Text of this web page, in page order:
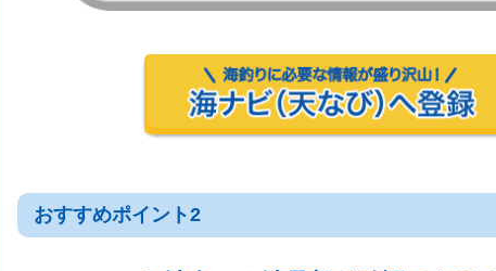
おすすめポイント2